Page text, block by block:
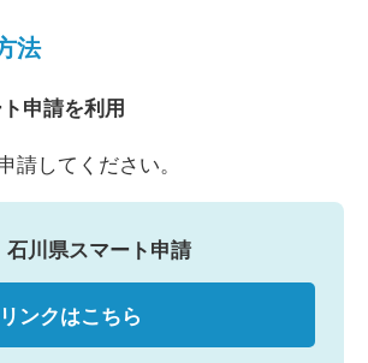
法
申請を利用
請してください。
石川県スマート申請
ンクはこちら